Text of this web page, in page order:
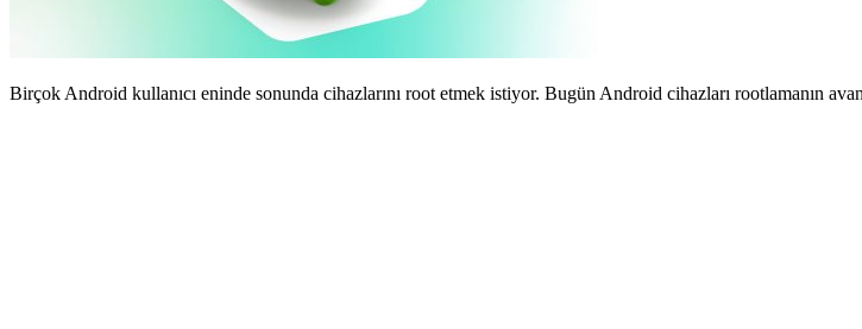
Birçok Android kullanıcı eninde sonunda cihazlarını root etmek istiyor. Bugün Android cihazları rootlamanın